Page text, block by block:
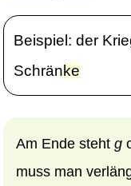
Beispiel: der
Schränke
Am Ende stehtg
muss man